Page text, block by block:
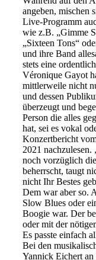
angeben, mischen
Live-Programm
wie z.B. „Gimme
„Sixteen Tons“
und ihre Band
stets eine
Véronique Gayot
mittlerweile nicht
und dessen
überzeugt und
Person die alles
hat, sei es vokal
Konzertbericht
2021 nachzulesen.
noch vorzüglich
beherrscht, taugt
nicht Ihr Bestes
Dem war aber so.
Slow Blues oder
Boogie war. Der
oder mit der
Es passte einfach
Bei den
Yannick Eichert an